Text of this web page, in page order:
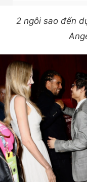
2 ngôi sao đến